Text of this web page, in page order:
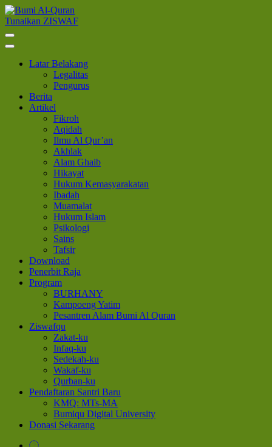
Lompat
ke
konten
(Tekan
Tunaikan ZISWAF
Latar Belakang
Legalitas
Pengurus
Berita
Artikel
Fikroh
Aqidah
Ilmu Al Qur’an
Akhlak
Alam Ghaib
Hikayat
Hukum Kemasyarakatan
Ibadah
Muamalat
Hukum Islam
Psikologi
Sains
Tafsir
Download
Penerbit Raja
Program
BURHANY
Kampoeng Yatim
Pesantren Alam Bumi Al Quran
Ziswafqu
Zakat-ku
Infaq-ku
Sedekah-ku
Wakaf-ku
Qurban-ku
Pendaftaran Santri Baru
KMQ: MTs-MA
Bumiqu Digital University
Donasi Sekarang